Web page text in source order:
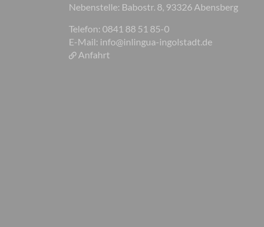
Nebenstelle: Babostr. 8, 93326 Abensberg
Telefon: 0841 88 51 85-0
E-Mail: info@inlingua-ingolstadt.de
Anfahrt